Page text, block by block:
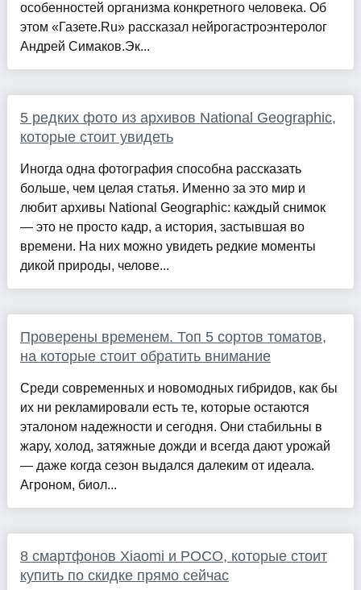
особенностей организма конкретного человека. Об
этом «Газете.Ru» рассказал нейрогастроэнтеролог
Андрей Симаков.Эк...
5 редких фото из архивов National Geographic,
которые стоит увидеть
Иногда одна фотография способна рассказать
больше, чем целая статья. Именно за это мир и
любит архивы National Geographic: каждый снимок
— это не просто кадр, а история, застывшая во
времени. На них можно увидеть редкие моменты
дикой природы, челове...
Проверены временем. Топ 5 сортов томатов,
на которые стоит обратить внимание
Среди современных и новомодных гибридов, как бы
их ни рекламировали есть те, которые остаются
эталоном надежности и сегодня. Они стабильны в
жару, холод, затяжные дожди и всегда дают урожай
— даже когда сезон выдался далеким от идеала.
Агроном, биол...
8 смартфонов Xiaomi и POCO, которые стоит
купить по скидке прямо сейчас